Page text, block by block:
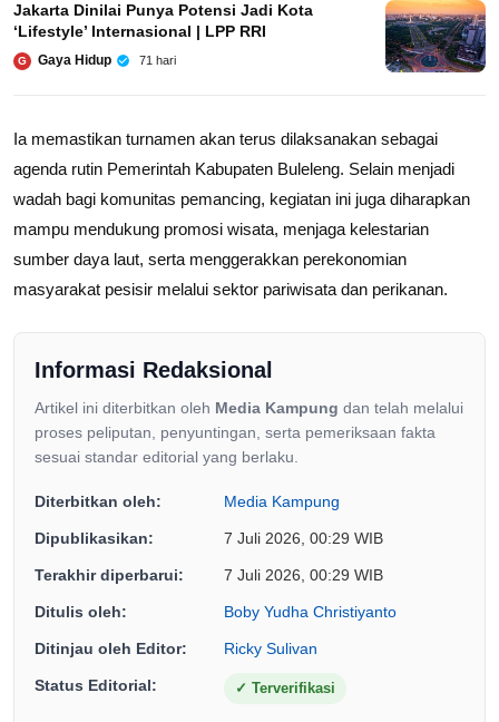
Jakarta Dinilai Punya Potensi Jadi Kota
‘Lifestyle’ Internasional | LPP RRI
G Gaya Hidup 71 hari
Ia memastikan turnamen akan terus dilaksanakan sebagai
agenda rutin Pemerintah Kabupaten Buleleng. Selain menjadi
wadah bagi komunitas pemancing, kegiatan ini juga diharapkan
mampu mendukung promosi wisata, menjaga kelestarian
sumber daya laut, serta menggerakkan perekonomian
masyarakat pesisir melalui sektor pariwisata dan perikanan.
Informasi Redaksional
Artikel ini diterbitkan oleh Media Kampung dan telah melalui
proses peliputan, penyuntingan, serta pemeriksaan fakta
sesuai standar editorial yang berlaku.
Diterbitkan oleh: Media Kampung
Dipublikasikan: 7 Juli 2026, 00:29 WIB
Terakhir diperbarui: 7 Juli 2026, 00:29 WIB
Ditulis oleh: Boby Yudha Christiyanto
Ditinjau oleh Editor: Ricky Sulivan
Status Editorial: ✓ Terverifikasi